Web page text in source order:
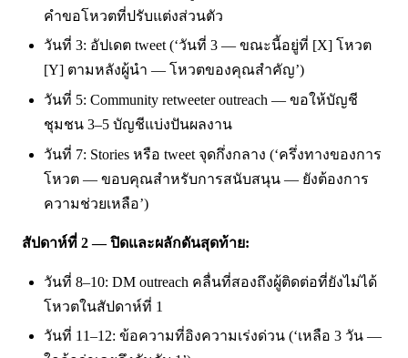
คำขอโหวตที่ปรับแต่งส่วนตัว
วันที่ 3: อัปเดต tweet (‘วันที่ 3 — ขณะนี้อยู่ที่ [X] โหวต
[Y] ตามหลังผู้นำ — โหวตของคุณสำคัญ’)
วันที่ 5: Community retweeter outreach — ขอให้บัญชี
ชุมชน 3–5 บัญชีแบ่งปันผลงาน
วันที่ 7: Stories หรือ tweet จุดกึ่งกลาง (‘ครึ่งทางของการ
โหวต — ขอบคุณสำหรับการสนับสนุน — ยังต้องการ
ความช่วยเหลือ’)
สัปดาห์ที่ 2 — ปิดและผลักดันสุดท้าย:
วันที่ 8–10: DM outreach คลื่นที่สองถึงผู้ติดต่อที่ยังไม่ได้
โหวตในสัปดาห์ที่ 1
วันที่ 11–12: ข้อความที่อิงความเร่งด่วน (‘เหลือ 3 วัน —